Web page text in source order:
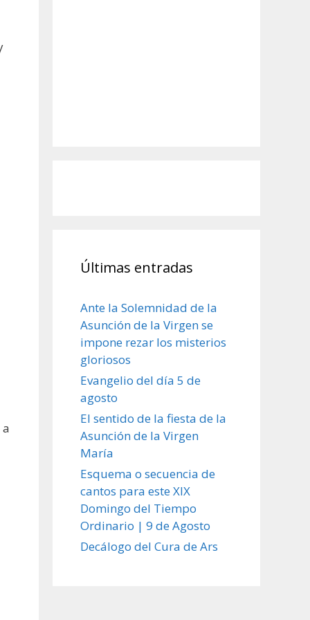
Últimas entradas
Ante la Solemnidad de la
Asunción de la Virgen se
impone rezar los misterios
gloriosos
Evangelio del día 5 de
agosto
El sentido de la fiesta de la
Asunción de la Virgen
María
Esquema o secuencia de
cantos para este XIX
Domingo del Tiempo
Ordinario | 9 de Agosto
Decálogo del Cura de Ars